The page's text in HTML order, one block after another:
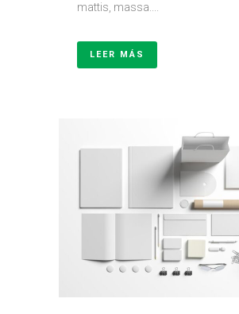
mattis, massa....
LEER MÁS